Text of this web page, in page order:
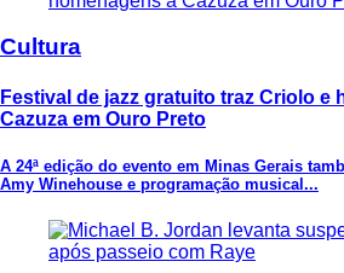
Cultura
Festival de jazz gratuito traz Criolo e
Cazuza em Ouro Preto
A 24ª edição do evento em Minas Gerais
Amy Winehouse e programação musical...